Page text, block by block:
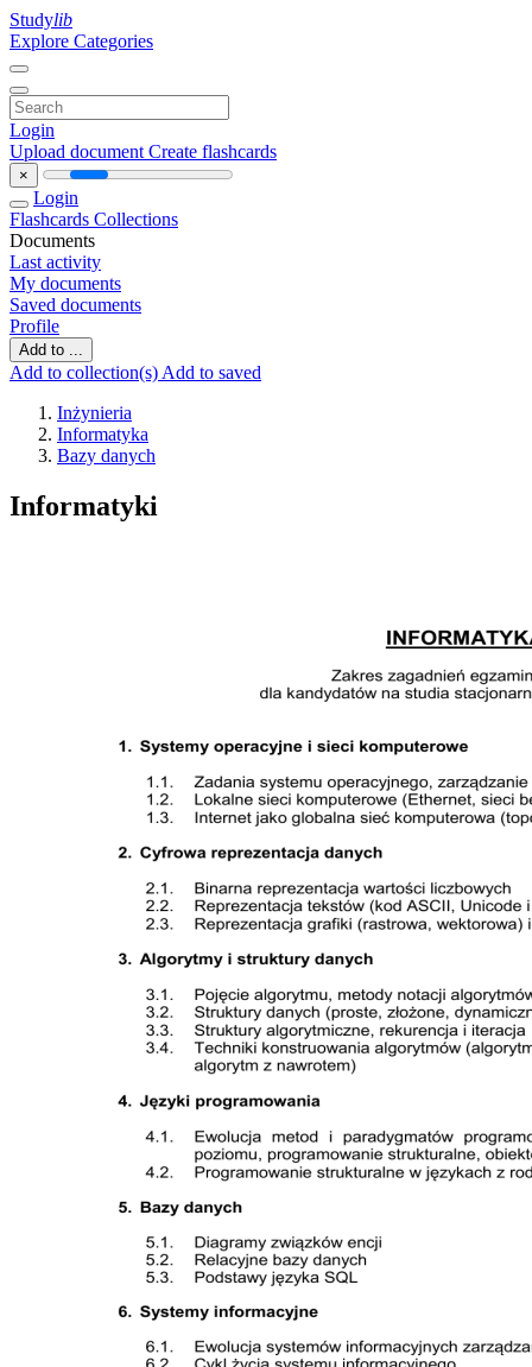
Studylib
Explore Categories
Login
Upload document Create flashcards
×
Login
Flashcards Collections
Documents
Last activity
My documents
Saved documents
Profile
Add to ...
Add to collection(s) Add to saved
Inżynieria
Informatyka
Bazy danych
Informatyki